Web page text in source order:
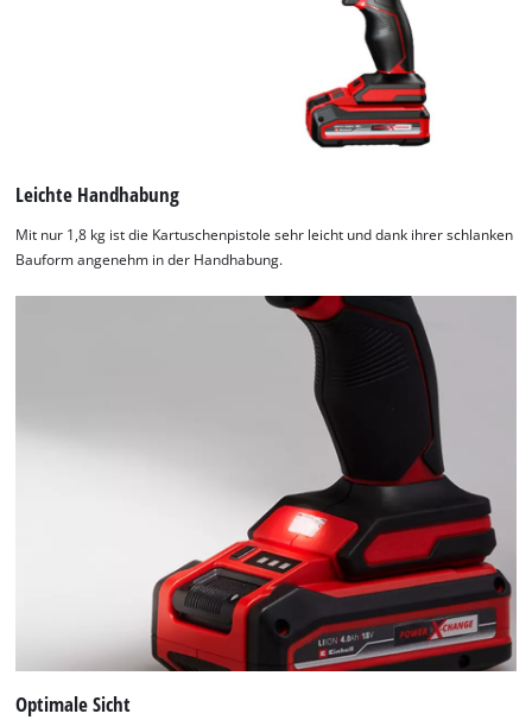
Wir benötigen deine Zustimmung, um
Google Maps laden zu können!
This content is not permitted to load due
to trackers that are not disclosed to the
visitor. The website owner needs to setup
the site with their CMP to add this content
to the list of technologies used.
Powered byUsercentrics Consent
Management Platform
Leichte Handhabung
Mit nur 1,8 kg ist die Kartuschenpistole sehr leicht und dank ihrer schlanken
Bauform angenehm in der Handhabung.
Optimale Sicht